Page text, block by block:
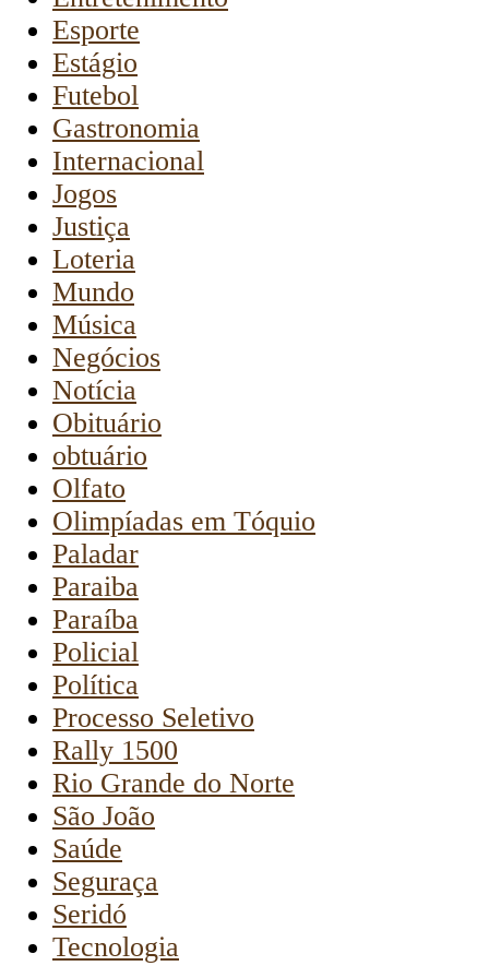
Esporte
Estágio
Futebol
Gastronomia
Internacional
Jogos
Justiça
Loteria
Mundo
Música
Negócios
Notícia
Obituário
obtuário
Olfato
Olimpíadas em Tóquio
Paladar
Paraiba
Paraíba
Policial
Política
Processo Seletivo
Rally 1500
Rio Grande do Norte
São João
Saúde
Seguraça
Seridó
Tecnologia